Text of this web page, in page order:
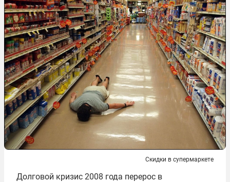
Скидки в супермаркете
Долговой кризис 2008 года перерос в